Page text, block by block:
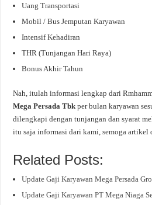
Uang Transportasi
Mobil / Bus Jemputan Karyawan
Intensif Kehadiran
THR (Tunjangan Hari Raya)
Bonus Akhir Tahun
Nah, itulah informasi lengkap dari
Mega Persada Tbkper bulan karyawan
dilengkapi dengan tunjangan dan syarat
itu saja informasi dari kami, semoga artikel
Related Posts:
Update Gaji Karyawan Mega Persada
Update Gaji Karyawan PT Mega Niaga